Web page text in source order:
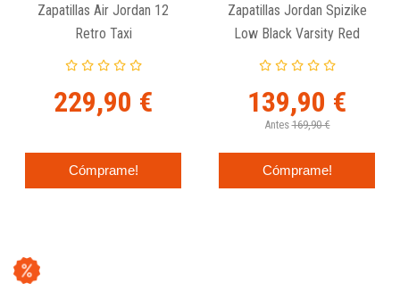
Zapatillas Air Jordan 12
Retro Taxi
229,90 €
Cómprame!
Zapatillas Jordan Spizike
Low Black Varsity Red
139,90 €
Antes 169,90 €
Cómprame!